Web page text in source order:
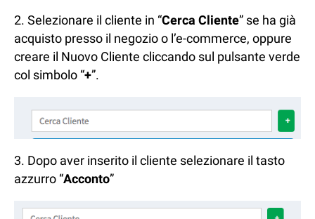
2. Selezionare il cliente in “Cerca Cliente” se ha già
acquisto presso il negozio o l’e-commerce, oppure
creare il Nuovo Cliente cliccando sul pulsante verde
col simbolo “+”.
3. Dopo aver inserito il cliente selezionare il tasto
azzurro “Acconto”